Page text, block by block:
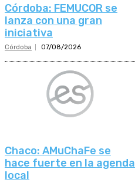
Córdoba: FEMUCOR se
lanza con una gran
iniciativa
Córdoba 07/08/2026
Chaco: AMuChaFe se
hace fuerte en la agenda
local